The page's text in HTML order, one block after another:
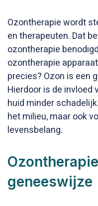
Ozontherapie wordt
en therapeuten. Dat
ozontherapie
ozontherapie
precies? Ozon is een
Hierdoor is de invloed
huid minder
het milieu, maar ook
levensbelang.
geneeswijze